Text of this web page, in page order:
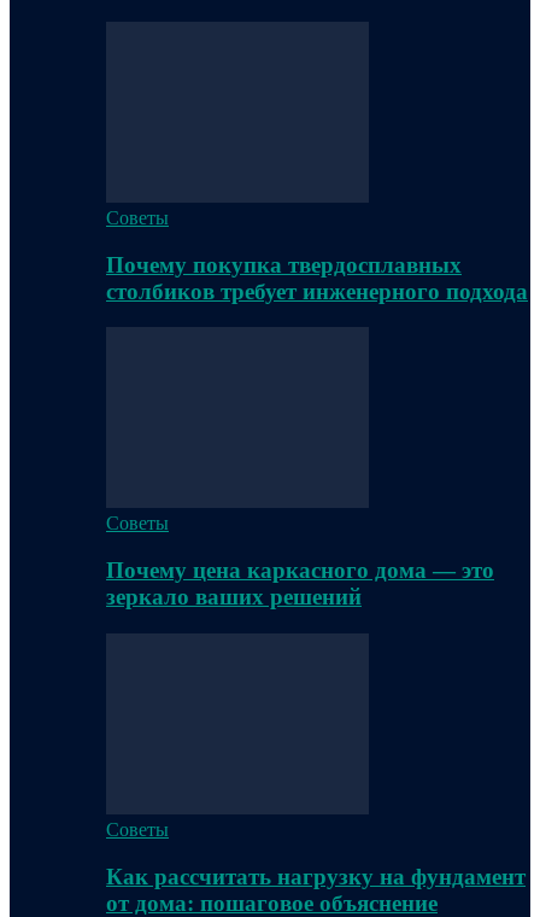
Советы
Почему покупка твердосплавных
столбиков требует инженерного подхода
Советы
Почему цена каркасного дома — это
зеркало ваших решений
Советы
Как рассчитать нагрузку на фундамент
от дома: пошаговое объяснение